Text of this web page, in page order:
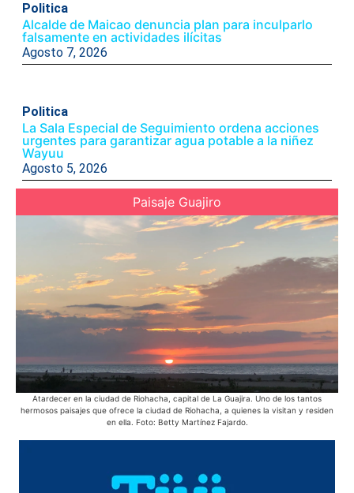
Politica
Alcalde de Maicao denuncia plan para inculparlo
falsamente en actividades ilícitas
Agosto 7, 2026
Politica
La Sala Especial de Seguimiento ordena acciones
urgentes para garantizar agua potable a la niñez
Wayuu
Agosto 5, 2026
Paisaje Guajiro
Atardecer en la ciudad de Riohacha, capital de La Guajira. Uno de los tantos
hermosos paisajes que ofrece la ciudad de Riohacha, a quienes la visitan y residen
en ella. Foto: Betty Martínez Fajardo.